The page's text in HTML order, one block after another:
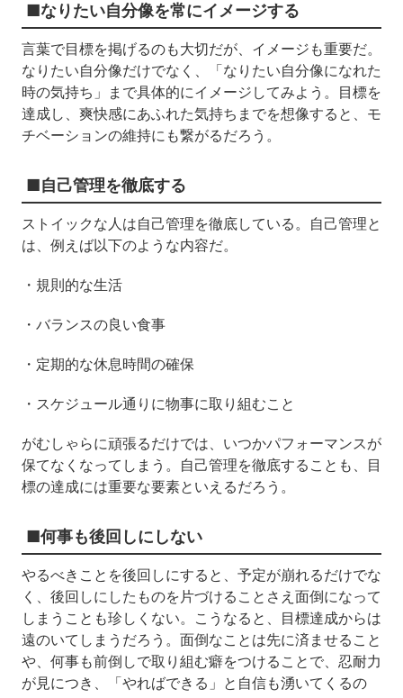
■なりたい自分像を常にイメージする
言葉で目標を掲げるのも大切だが、イメージも重要だ。
なりたい自分像だけでなく、「なりたい自分像になれた
時の気持ち」まで具体的にイメージしてみよう。目標を
達成し、爽快感にあふれた気持ちまでを想像すると、モ
チベーションの維持にも繋がるだろう。
■自己管理を徹底する
ストイックな人は自己管理を徹底している。自己管理と
は、例えば以下のような内容だ。
・規則的な生活
・バランスの良い食事
・定期的な休息時間の確保
・スケジュール通りに物事に取り組むこと
がむしゃらに頑張るだけでは、いつかパフォーマンスが
保てなくなってしまう。自己管理を徹底することも、目
標の達成には重要な要素といえるだろう。
■何事も後回しにしない
やるべきことを後回しにすると、予定が崩れるだけでな
く、後回しにしたものを片づけることさえ面倒になって
しまうことも珍しくない。こうなると、目標達成からは
遠のいてしまうだろう。面倒なことは先に済ませること
や、何事も前倒しで取り組む癖をつけることで、忍耐力
が見につき、「やればできる」と自信も湧いてくるの